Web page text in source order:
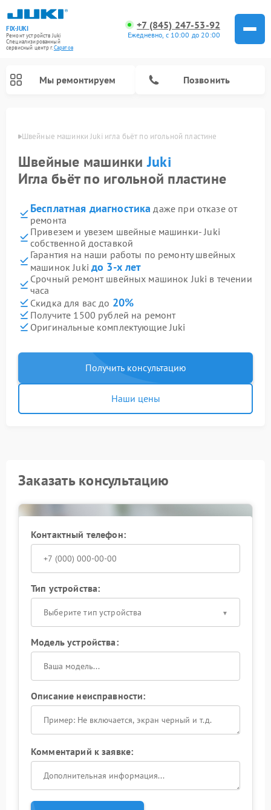
FIX-JUKI
Ремонт устройств Juki
Специализированный
cервисный центр г.Саратов
+7 (845) 247-53-92
Ежедневно, с 10:00 до 20:00
Мы ремонтируем Позвонить
Швейные машинки Juki игла бьёт по игольной пластине
Швейные машинкиJuki
Игла бьёт по игольной пластине
Бесплатная диагностика даже при отказе от
ремонта
Привезем и увезем швейные машинки- Juki
собственной доставкой
Гарантия на наши работы по ремонту швейных
машинок Juki до 3-х лет
Срочный ремонт швейных машинок Juki в течении
часа
Скидка для вас до 20%
Получите 1500 рублей на ремонт
Оригинальные комплектующие Juki
Получить консультацию
Наши цены
Заказать консультацию
Контактный телефон:
Тип устройства:
Выберите тип устройства
Модель устройства:
Описание неисправности:
Комментарий к заявке: